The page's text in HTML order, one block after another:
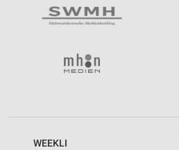
WEEKLI